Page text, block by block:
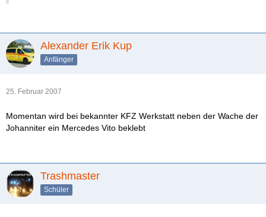
Alexander Erik Kup
Anfänger
25. Februar 2007
Momentan wird bei bekannter KFZ Werkstatt neben der Wache der
Johanniter ein Mercedes Vito beklebt
Trashmaster
Schüler